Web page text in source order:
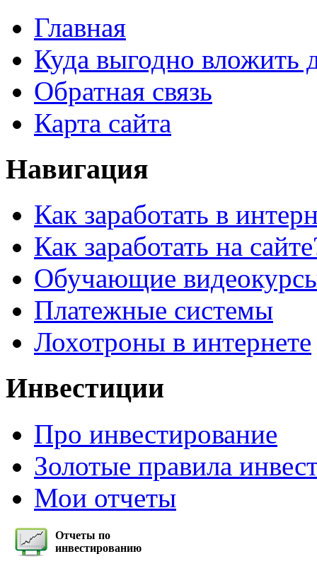
Главная
Куда выгодно вложить
Обратная связь
Карта сайта
Навигация
Как заработать в
Как заработать на
Обучающие
Платежные системы
Лохотроны в интернете
Инвестиции
Про инвестирование
Золотые правила
Мои отчеты
Отчеты по
инвестированию